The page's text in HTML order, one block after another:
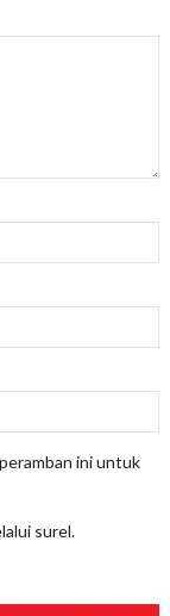
ini untuk
surel.